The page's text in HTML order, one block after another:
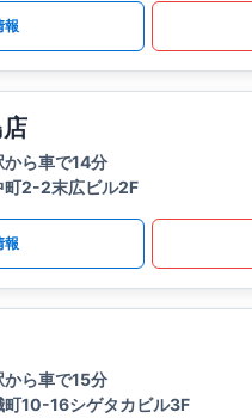
報
ら車で14分
町2-2末広ビル2F
報
ら車で15分
町10-16シゲタカビル3F